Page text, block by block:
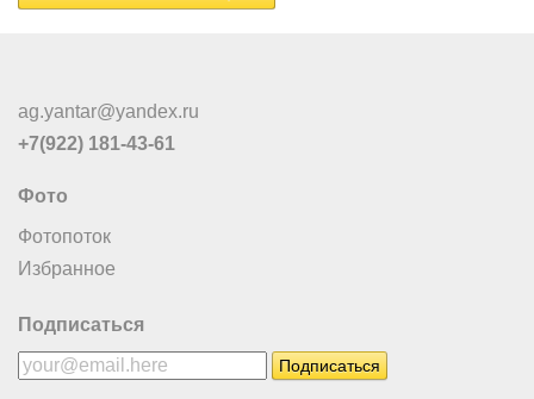
ag.yantar@yandex.ru
+7(922) 181-43-61
Фото
Фотопоток
Избранное
Подписаться